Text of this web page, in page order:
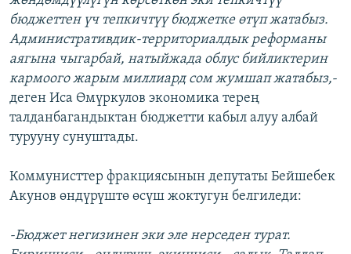
бюджеттен үч тепкичтүү бюджетке өтүп жатабыз.
Административдик-территориалдык реформаны
аягына чыгарбай, натыйжада облус бийликтерин
кармоого жарым миллиард сом жумшап жатабыз,-
деген Иса Өмүркулов экономика терең
талданбагандыктан бюджетти кабыл алуу албай
турууну сунуштады.
Коммунисттер фракциясынын депутаты Бейшебек
Акунов өндүрүштө өсүш жоктугун белгиледи:
-Бюджет негизинен эки эле нерседен турат.